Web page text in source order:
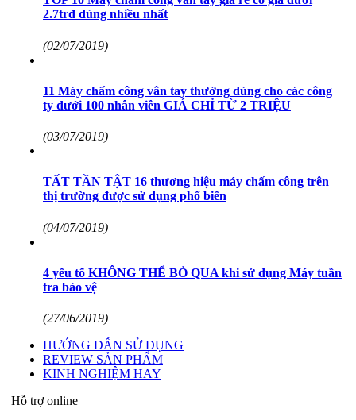
2.7trđ dùng nhiều nhất
(02/07/2019)
11 Máy chấm công vân tay thường dùng cho các công
ty dưới 100 nhân viên GIÁ CHỈ TỪ 2 TRIỆU
(03/07/2019)
TẤT TẦN TẬT 16 thương hiệu máy chấm công trên
thị trường được sử dụng phổ biến
(04/07/2019)
4 yếu tố KHÔNG THỂ BỎ QUA khi sử dụng Máy tuần
tra bảo vệ
(27/06/2019)
HƯỚNG DẪN SỬ DỤNG
REVIEW SẢN PHẨM
KINH NGHIỆM HAY
Hỗ trợ online